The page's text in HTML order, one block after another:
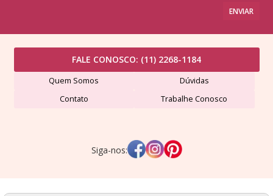
ENVIAR
FALE CONOSCO: (11) 2268-1184
Quem Somos
Dúvidas
Contato
Trabalhe Conosco
Siga-nos: